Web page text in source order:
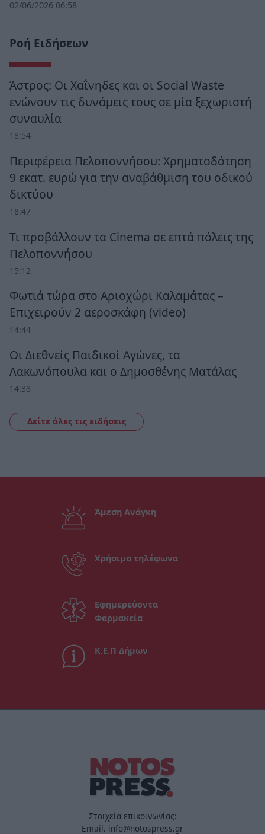
02/06/2026 06:58
Ροή Ειδήσεων
Άστρος: Οι Χαΐνηδες και οι Social Waste
ενώνουν τις δυνάμεις τους σε μία ξεχωριστή
συναυλία
18:54
Περιφέρεια Πελοποννήσου: Χρηματοδότηση
9 εκατ. ευρώ για την αναβάθμιση του οδικού
δικτύου
18:47
Τι προβάλλουν τα Cinema σε επτά πόλεις της
Πελοποννήσου
15:12
Φωτιά τώρα στο Αριοχώρι Καλαμάτας –
Επιχειρούν 2 αεροσκάφη (video)
14:44
Οι Διεθνείς Παιδικοί Αγώνες, τα
Λακωνόπουλα και ο Δημοσθένης Ματάλας
14:38
Δείτε όλες τις ειδήσεις
Άμεση Ανάγκη
Χρήσιμα τηλέφωνα
Εφημερεύοντα
Φαρμακεία
Κ.Ε.Π Δήμων
Στοιχεία επικοινωνίας:
Email. info@notospress.gr